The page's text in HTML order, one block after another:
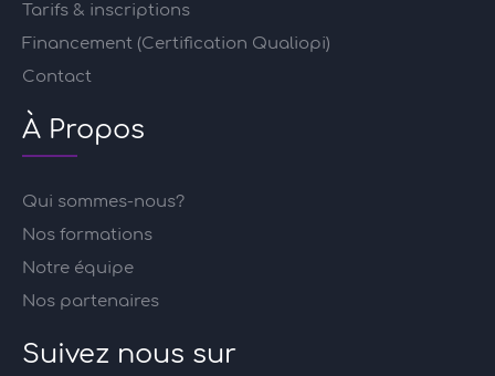
Tarifs & inscriptions
Financement (Certification Qualiopi)
Contact
À Propos
Qui sommes-nous?
Nos formations
Notre équipe
Nos partenaires
Suivez nous sur